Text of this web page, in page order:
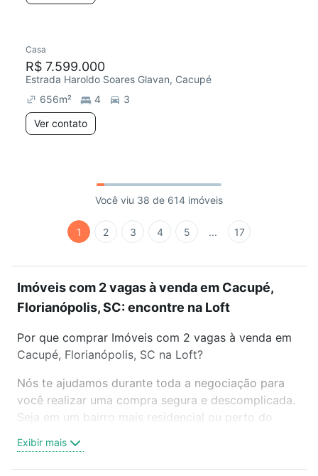
Casa
R$ 7.599.000
Estrada Haroldo Soares Glavan, Cacupé
656m² 4
3
Ver contato
Você viu 38 de 614 imóveis
1 2 3 4 5 ... 17
Imóveis com 2 vagas à venda em Cacupé,
Florianópolis, SC: encontre na Loft
Por que comprar Imóveis com 2 vagas à venda em
Cacupé, Florianópolis, SC na Loft?
Nós te ajudamos durante toda a negociação para
você realizar uma compra segura e descomplicada.
Seja em um bairro mais residencial ou perto do
oferta ideal de Imóveis com 2 vagas à venda em
Cacupé, Florianópolis, SC para conquistar seu
Exibir mais